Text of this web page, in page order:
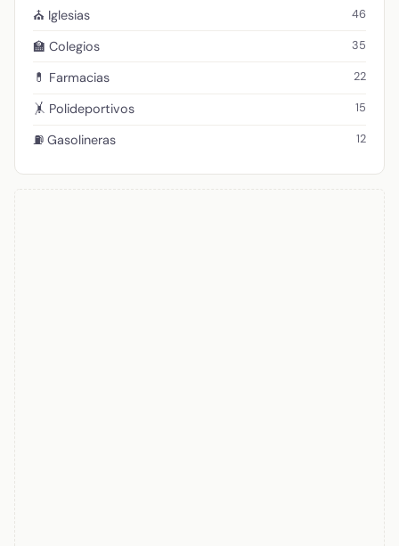
⛪ Iglesias 46
🏫 Colegios 35
💊 Farmacias 22
🤸 Polideportivos 15
⛽ Gasolineras 12